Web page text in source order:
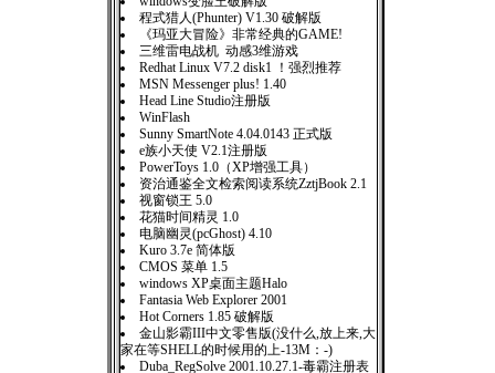
程式猎人(Phunter) V1.30 破解版
《玛亚大冒险》非常经典的GAME!
三维雷电战机 动感3维游戏
Redhat Linux V7.2 disk1 ！强烈推荐
MSN Messenger plus! 1.40
Head Line Studio注册版
WinFlash
Sunny SmartNote 4.04.0143 正式版
e族小天使 V2.1注册版
PowerToys 1.0（XP增强工具）
资治通鉴全文检索阅读系统ZztjBook 2.1
视窗锁王 5.0
花猫时间精灵 1.0
电脑幽灵(pcGhost) 4.10
Kuro 3.7e 简体版
CMOS 菜单 1.5
windows XP桌面主题Halo
Fantasia Web Explorer 2001
Hot Corners 1.85 破解版
金山影霸III中文零售版(没什么,放上来,大
家在等SHELL的时候用的上-13M：-)
Duba_RegSolve 2001.10.27.1-毒霸注册表